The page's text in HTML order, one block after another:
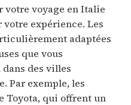
votre voyage en Italie
expérience. Les
adaptées
que vous
des villes
Par exemple, les
Toyota, qui offrent un